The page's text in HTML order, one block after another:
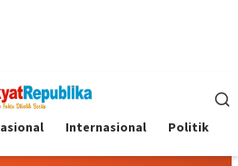
Internasional Politik